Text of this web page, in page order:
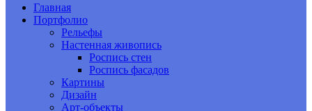
Главная
Портфолио
Рельефы
Настенная живопись
Роспись стен
Роспись фасадов
Картины
Дизайн
Арт-объекты